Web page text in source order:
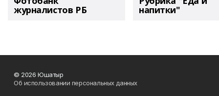
журналистов РБ напитки"
© 2026 Юшатыр
Об использовании персональных данных